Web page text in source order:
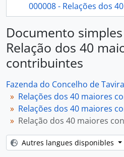
000008 - Relações dos
Documento
Relação dos 40
contribuintes
Fazenda do Concelho de Tavira
Relações dos 40 maiores
Relações dos 40 maiores
Relação dos 40 maiores
Autres langues disponibles